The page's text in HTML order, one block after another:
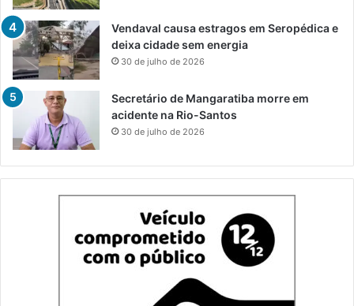
Vendaval causa estragos em Seropédica e
deixa cidade sem energia
30 de julho de 2026
Secretário de Mangaratiba morre em
acidente na Rio-Santos
30 de julho de 2026